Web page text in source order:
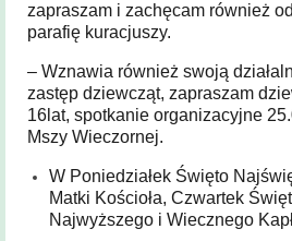
zapraszam i zachęcam również
parafię kuracjuszy.
– Wznawia również swoją
zastęp dziewcząt, zapraszam
16lat, spotkanie organizacyjne
Mszy Wieczornej.
W Poniedziałek Święto
Matki Kościoła, Czwartek
Najwyższego i Wiecznego